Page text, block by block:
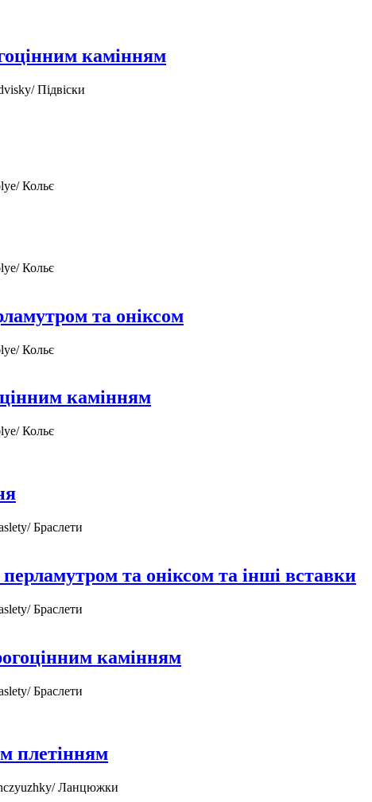
камінням
Підвіски
Кольє
Кольє
та оніксом
Кольє
камінням
Кольє
Браслети
та оніксом та інші вставки
Браслети
камінням
Браслети
плетінням
Ланцюжки